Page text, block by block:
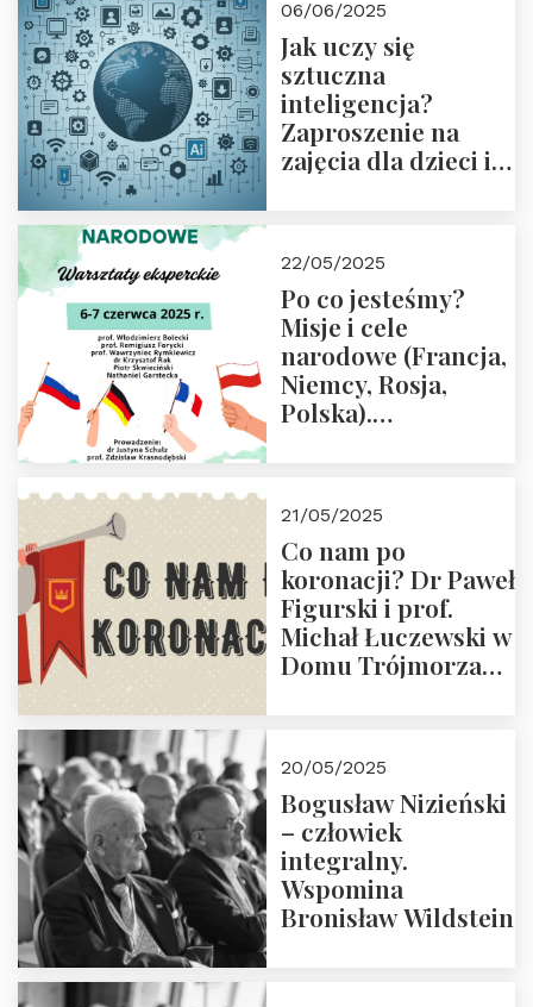
06/06/2025
Jak uczy się
sztuczna
inteligencja?
Zaproszenie na
zajęcia dla dzieci i
22/05/2025
Po co jesteśmy?
Misje i cele
narodowe (Francja,
Niemcy, Rosja,
Polska).
Zapraszamy do
zapisów.
21/05/2025
Co nam po
koronacji? Dr Paweł
Figurski i prof.
Michał Łuczewski w
Domu Trójmorza
20/05/2025
Bogusław Nizieński
– człowiek
integralny.
Wspomina
Bronisław Wildstein